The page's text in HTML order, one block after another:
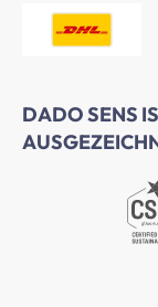
DADO SENS